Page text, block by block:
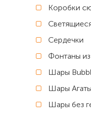
Коробки
Сердечки
Фонтаны
Шары
Шары Агаты
Шары без